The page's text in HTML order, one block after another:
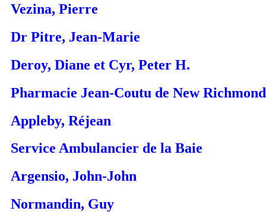
Vezina, Pierre
Dr Pitre, Jean-Marie
Deroy, Diane et Cyr, Peter H.
Pharmacie Jean-Coutu de New Richmond
Appleby, Réjean
Service Ambulancier de la Baie
Argensio, John-John
Normandin, Guy